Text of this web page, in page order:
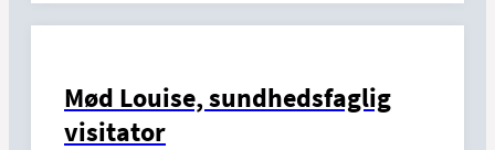
Mød Louise, sundhedsfaglig
visitator